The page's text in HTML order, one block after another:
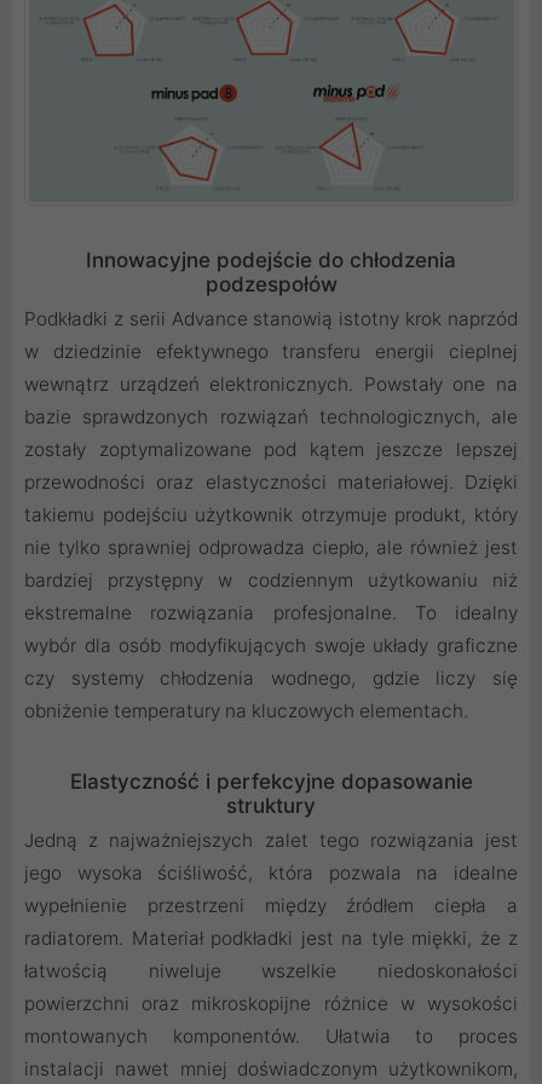
Innowacyjne podejście do chłodzenia
podzespołów
Podkładki z serii Advance stanowią istotny krok naprzód
w dziedzinie efektywnego transferu energii cieplnej
wewnątrz urządzeń elektronicznych. Powstały one na
bazie sprawdzonych rozwiązań technologicznych, ale
zostały zoptymalizowane pod kątem jeszcze lepszej
przewodności oraz elastyczności materiałowej. Dzięki
takiemu podejściu użytkownik otrzymuje produkt, który
nie tylko sprawniej odprowadza ciepło, ale również jest
bardziej przystępny w codziennym użytkowaniu niż
ekstremalne rozwiązania profesjonalne. To idealny
wybór dla osób modyfikujących swoje układy graficzne
czy systemy chłodzenia wodnego, gdzie liczy się
obniżenie temperatury na kluczowych elementach.
Elastyczność i perfekcyjne dopasowanie
struktury
Jedną z najważniejszych zalet tego rozwiązania jest
jego wysoka ściśliwość, która pozwala na idealne
wypełnienie przestrzeni między źródłem ciepła a
radiatorem. Materiał podkładki jest na tyle miękki, że z
łatwością niweluje wszelkie niedoskonałości
powierzchni oraz mikroskopijne różnice w wysokości
montowanych komponentów. Ułatwia to proces
instalacji nawet mniej doświadczonym użytkownikom,